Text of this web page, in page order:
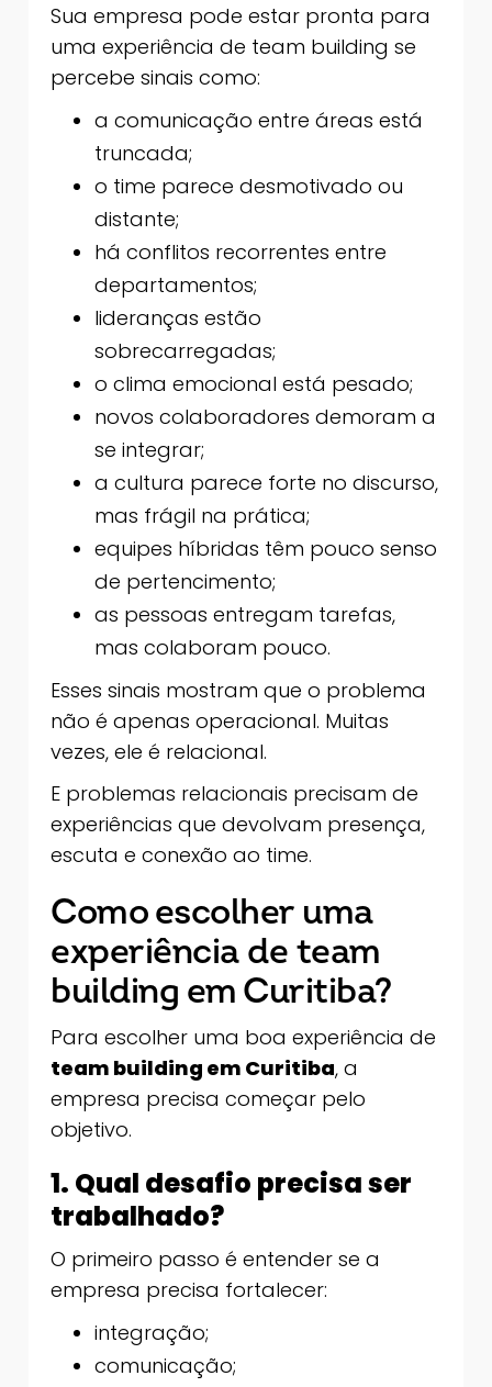
Sua empresa pode estar pronta para
uma experiência de team building se
percebe sinais como:
a comunicação entre áreas está
truncada;
o time parece desmotivado ou
distante;
há conflitos recorrentes entre
departamentos;
lideranças estão
sobrecarregadas;
o clima emocional está pesado;
novos colaboradores demoram a
se integrar;
a cultura parece forte no discurso,
mas frágil na prática;
equipes híbridas têm pouco senso
de pertencimento;
as pessoas entregam tarefas,
mas colaboram pouco.
Esses sinais mostram que o problema
não é apenas operacional. Muitas
vezes, ele é relacional.
E problemas relacionais precisam de
experiências que devolvam presença,
escuta e conexão ao time.
Como escolher uma
experiência de team
building em Curitiba?
Para escolher uma boa experiência de
team building em Curitiba, a
empresa precisa começar pelo
objetivo.
1. Qual desafio precisa ser
trabalhado?
O primeiro passo é entender se a
empresa precisa fortalecer:
integração;
comunicação;